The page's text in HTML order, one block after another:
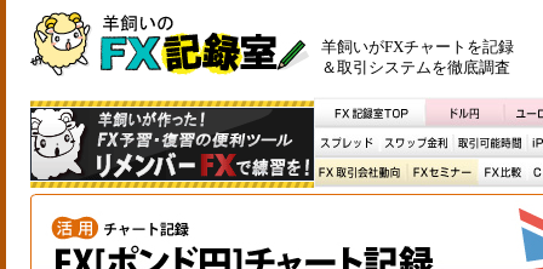
羊飼いがFXチャートを記録
＆取引システムを徹底調査